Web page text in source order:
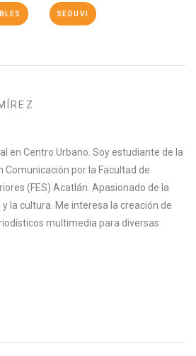
SEDUVI
en Centro Urbano. Soy estudiante de la
Comunicación por la Facultad de
(FES) Acatlán. Apasionado de la
y la cultura. Me interesa la creación de
multimedia para diversas